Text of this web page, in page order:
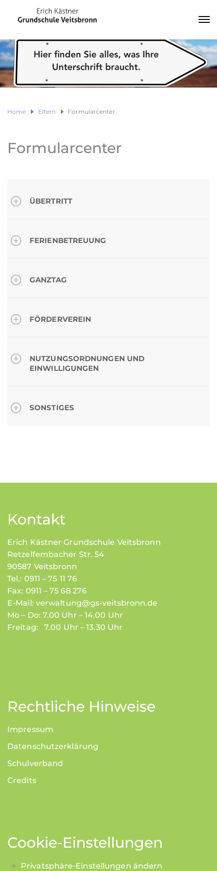
Home Eltern Formularcenter
Formularcenter
ÜBERTRITT
FERIENBETREUUNG
GANZTAG
FÖRDERVEREIN
NUTZUNGSORDNUNGEN UND
EINWILLIGUNGEN
SONSTIGES
Kontakt
Erich Kästner Grundschule Veitsbronn
Retzelfembacher Str. 54
90587 Veitsbronn
Tel.: 0911 – 75 11 76
Fax: 0911 – 75 68 276
E-Mail: verwaltung@gs-veitsbronn.de
Mo – Do: 7.00 Uhr – 14.00 Uhr
Freitag: 7.00 Uhr – 13.30 Uhr
Rechtliche Hinweise
Impressum
Datenschutzerklärung
Schulverband
Credits
Cookie-Einstellungen
Privatsphäre-Einstellungen ändern